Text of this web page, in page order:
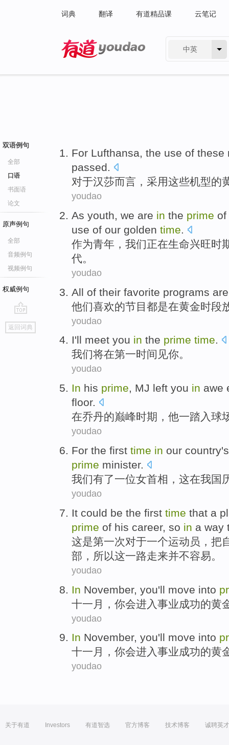
词典 翻译 有道精品课 云笔记
中英
双语例句
全部
口语
书面语
论文
原声例句
全部
音频例句
视频例句
权威例句
go
top
返回词典
For Lufthansa, the use of these
passed.
对于汉莎而言 ， 采用这些机型的
youdao
As youth, we are in the prime of
use of our golden time.
作为青年 ， 我们正在生命兴旺时
代。
youdao
All of their favorite programs are
他们喜欢的节目都是在黄金时段
youdao
I'll meet you in the prime time.
我们将在第一时间 见你。
youdao
In his prime, MJ left you in awe
floor.
在乔丹的巅峰时期 ， 他一踏入球
youdao
For the first time in our country's
prime minister.
我们有了一位女首相 ， 这在我国
youdao
It could be the first time that a
prime of his career, so in a way
这是第一次对于一个运动员 ， 把
部 ， 所以这一路走来并不容易。
youdao
In November, you'll move into
十一月
， 你会进入 事业成功的黄
youdao
In November, you'll move into
十一月
， 你会进入事业成功的黄
youdao
关于有道 Investors 有道智选 官方博客 技术博客 诚聘英才